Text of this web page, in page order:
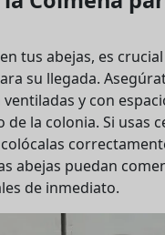
tus abejas, es
su llegada.
y con
la colonia. Si usas
abejas puedan
de inmediato.